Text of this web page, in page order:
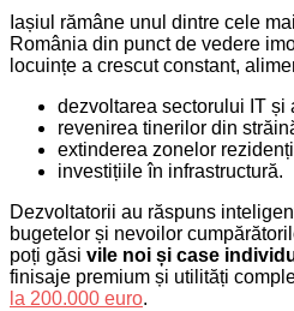
Iașiul rămâne unul dintre cele
România din punct de vedere
locuințe a crescut constant,
dezvoltarea sectorului IT și
revenirea tinerilor din
extinderea zonelor
investițiile în infrastructură.
Dezvoltatorii au răspuns
bugetelor și nevoilor
poți găsi vile noi și case
finisaje premium și utilități
la 200.000 euro.